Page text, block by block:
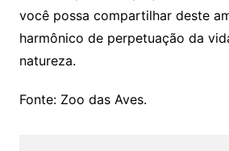
você possa compartilhar deste
harmônico de perpetuação da
natureza.
Fonte: Zoo das Aves.